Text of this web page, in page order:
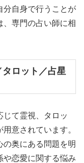
分自身で行うことが
、専門の占い師に相
ロット／占星
じて霊視、タロッ
意されています。
の奥にある問題を明
や恋愛に関する悩み